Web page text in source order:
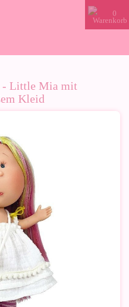
0
- Little Mia mit
Kleid